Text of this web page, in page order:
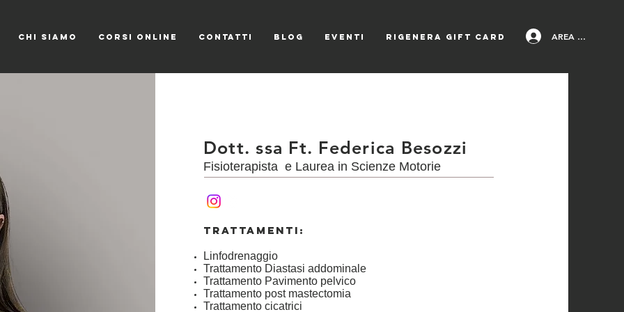
CHI SIAMO CORSI ONLINE CONTATTI Blog EVENTI Rigenera Gift Card AREA PAZIENTI
Dott. ssa Ft. Federica Besozzi
Fisioterapista e Laurea in Scienze Motorie
TRATTAMENTI:
Linfodrenaggio
Trattamento Diastasi addominale
Trattamento Pavimento pelvico
Trattamento post mastectomia
Trattamento cicatrici